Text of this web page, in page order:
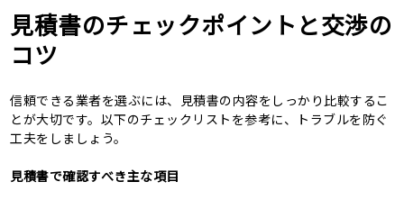
見積書のチェックポイントと交渉の
コツ
信頼できる業者を選ぶには、見積書の内容をしっかり比較するこ
とが大切です。以下のチェックリストを参考に、トラブルを防ぐ
工夫をしましょう。
見積書で確認すべき主な項目